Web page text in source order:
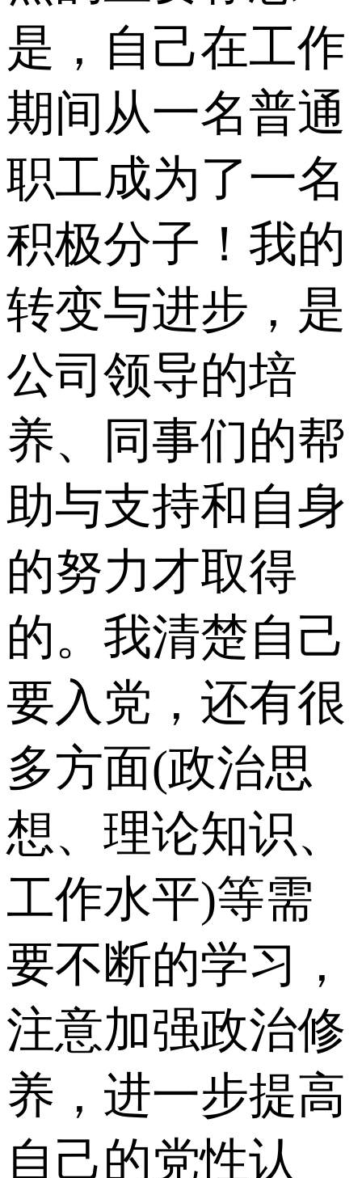
是，自己在工作
期间从一名普通
职工成为了一名
积极分子！我的
转变与进步，是
公司领导的培
养、同事们的帮
助与支持和自身
的努力才取得
的。我清楚自己
要入党，还有很
多方面(政治思
想、理论知识、
工作水平)等需
要不断的学习，
注意加强政治修
养，进一步提高
自己的党性认